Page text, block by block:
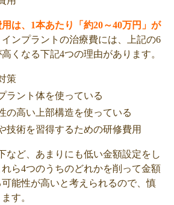
は、1本あたり「約20～40万円」が
ンプラントの治療費には、上記の6
くなる下記4つの理由があります。
策
ラント体を使っている
の高い上部構造を使っている
技術を習得するための研修費用
など、あまりにも低い金額設定をし
ら4つのうちのどれかを削って金額
能性が高いと考えられるので、慎
す。